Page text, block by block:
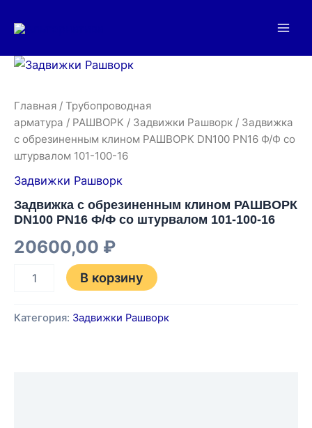
Главная / Трубопроводная
арматура / РАШВОРК / Задвижки Рашворк / Задвижка
с обрезиненным клином РАШВОРК DN100 PN16 Ф/Ф со
штурвалом 101-100-16
Задвижки Рашворк
Задвижка с обрезиненным клином РАШВОРК
DN100 PN16 Ф/Ф со штурвалом 101-100-16
20600,00 ₽
Количество
с
обрезиненным
клином
РАШВОРК
DN100
Ф/
Ф
со
101-
100-
В корзину
Категория: Задвижки Рашворк